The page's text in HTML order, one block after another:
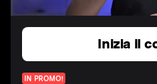
Inizia il
IN PROMO!